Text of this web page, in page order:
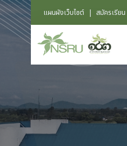
แผนผังเว็บไซต์ | สมัครเรียน